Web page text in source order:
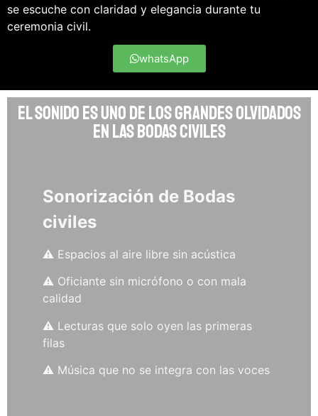
se escuche con claridad y elegancia durante tu
ceremonia civil.
whatsApp
El sonido es uno de los grandes olvidados
en las bodas civiles
Sonorización de Bodas
civiles
⚠️ Espacios al aire libre sin acústica
⚠️ Oficiante sin micrófono o con mala
calidad
⚠️ Lecturas que solo oyen las primeras
filas
⚠️ Música que no se integra con las voces